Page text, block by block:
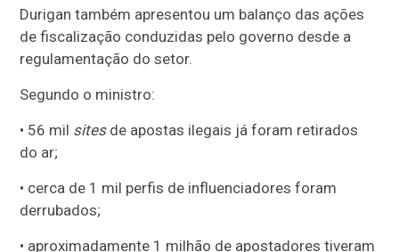
Durigan também apresentou um balanço das ações
de fiscalização conduzidas pelo governo desde a
regulamentação do setor.
Segundo o ministro:
• 56 mil sitesde apostas ilegais já foram retirados
do ar;
• cerca de 1 mil perfis de influenciadores foram
derrubados;
• aproximadamente 1 milhão de apostadores tiveram